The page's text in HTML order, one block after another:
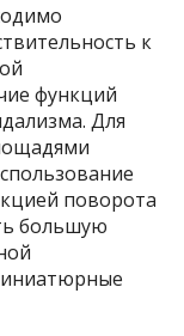
к
функций
Для
поворота
большую